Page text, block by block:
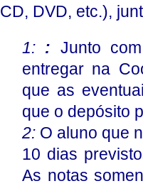
CD, DVD, etc.),
1: : Junto
entregar na
que as
que o depósito
2: O aluno que
10 dias
As notas